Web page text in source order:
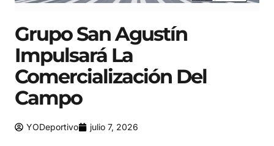
Grupo San Agustín
Impulsará La
Comercialización Del
Campo
YODeportivo julio 7, 2026